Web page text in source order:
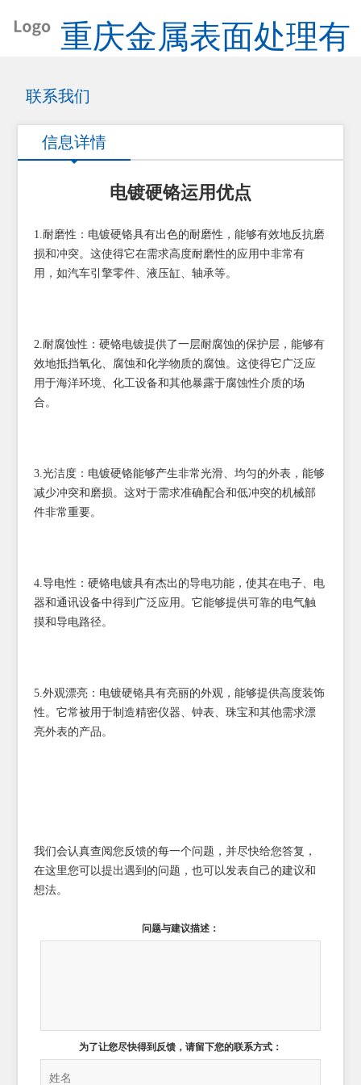
重庆金属表面处理有
限公司
联系我们
信息详情
电镀硬铬运用优点
1.耐磨性：电镀硬铬具有出色的耐磨性，能够有效地反抗磨
损和冲突。这使得它在需求高度耐磨性的应用中非常有
用，如汽车引擎零件、液压缸、轴承等。
2.耐腐蚀性：硬铬电镀提供了一层耐腐蚀的保护层，能够有
效地抵挡氧化、腐蚀和化学物质的腐蚀。这使得它广泛应
用于海洋环境、化工设备和其他暴露于腐蚀性介质的场
合。
3.光洁度：电镀硬铬能够产生非常光滑、均匀的外表，能够
减少冲突和磨损。这对于需求准确配合和低冲突的机械部
件非常重要。
4.导电性：硬铬电镀具有杰出的导电功能，使其在电子、电
器和通讯设备中得到广泛应用。它能够提供可靠的电气触
摸和导电路径。
5.外观漂亮：电镀硬铬具有亮丽的外观，能够提供高度装饰
性。它常被用于制造精密仪器、钟表、珠宝和其他需求漂
亮外表的产品。
我们会认真查阅您反馈的每一个问题，并尽快给您答复，
在这里您可以提出遇到的问题，也可以发表自己的建议和
想法。
问题与建议描述：
为了让您尽快得到反馈，请留下您的联系方式：